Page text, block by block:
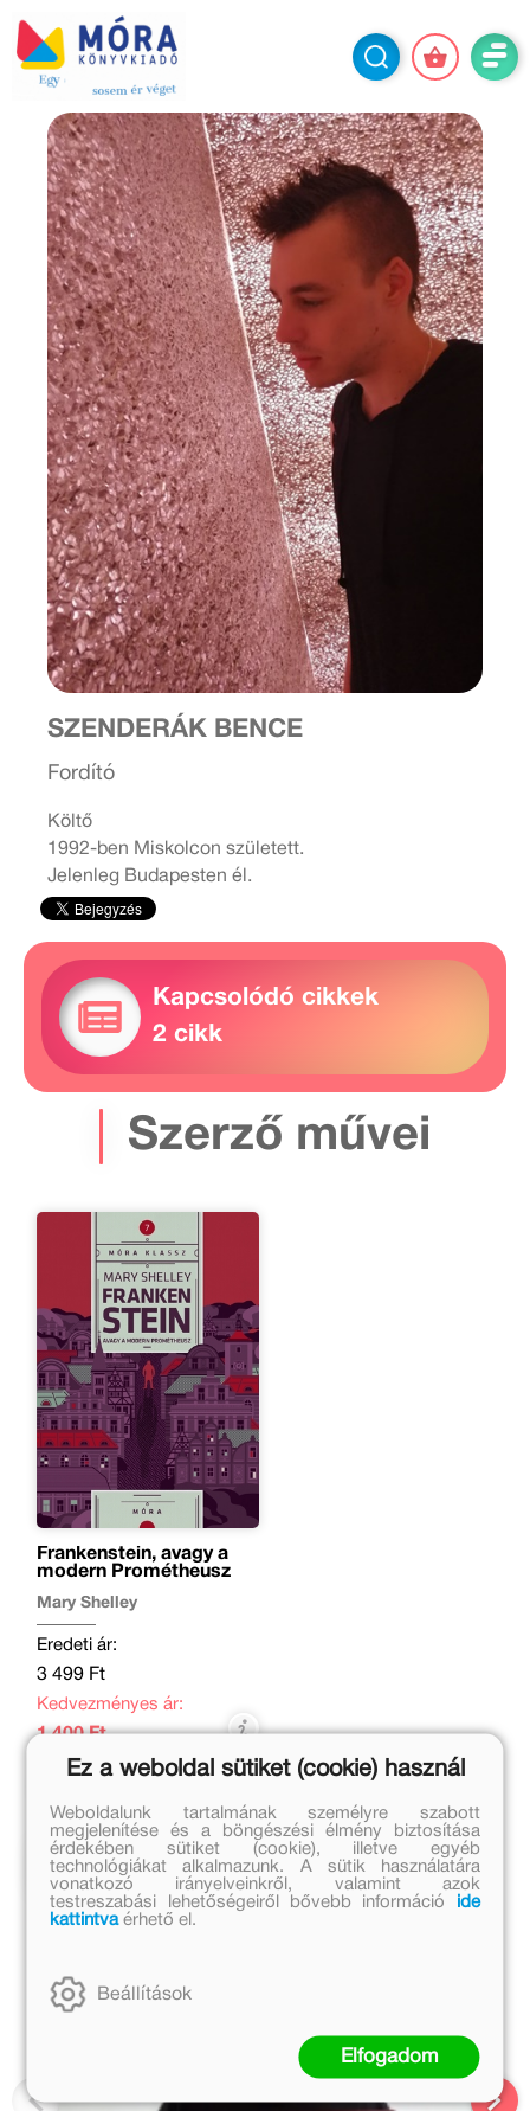
SZENDERÁK BENCE
Fordító
Költő
1992-ben Miskolcon született.
Jelenleg Budapesten él.
Kapcsolódó cikkek
2 cikk
Szerző művei
Frankenstein, avagy a
modern Prométheusz
Mary Shelley
Eredeti ár:
3 499 Ft
Kedvezményes ár:
1 400 Ft
Kosárba
Kapcsolódó cikkek
Ez a weboldal sütiket (cookie) használ
Weboldalunk tartalmának személyre szabott
megjelenítése és a böngészési élmény biztosítása
érdekében sütiket (cookie), illetve egyéb
technológiákat alkalmazunk. A sütik használatára
vonatkozó irányelveinkről, valamint azok
testreszabási lehetőségeiről bővebb információ
ide
kattintvaérhető el.
Beállítások
Elfogadom